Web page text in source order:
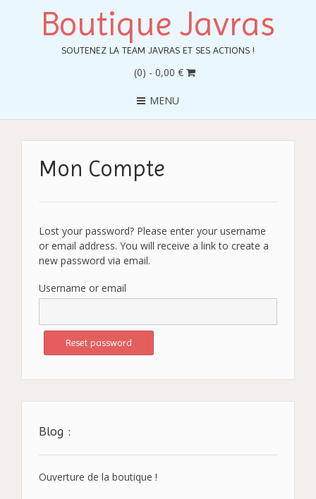
Boutique Javras
SOUTENEZ LA TEAM JAVRAS ET SES ACTIONS !
(0) - 0,00 €
MENU
Mon Compte
Lost your password? Please enter your username
or email address. You will receive a link to create a
new password via email.
Username or email
Blog :
Ouverture de la boutique !